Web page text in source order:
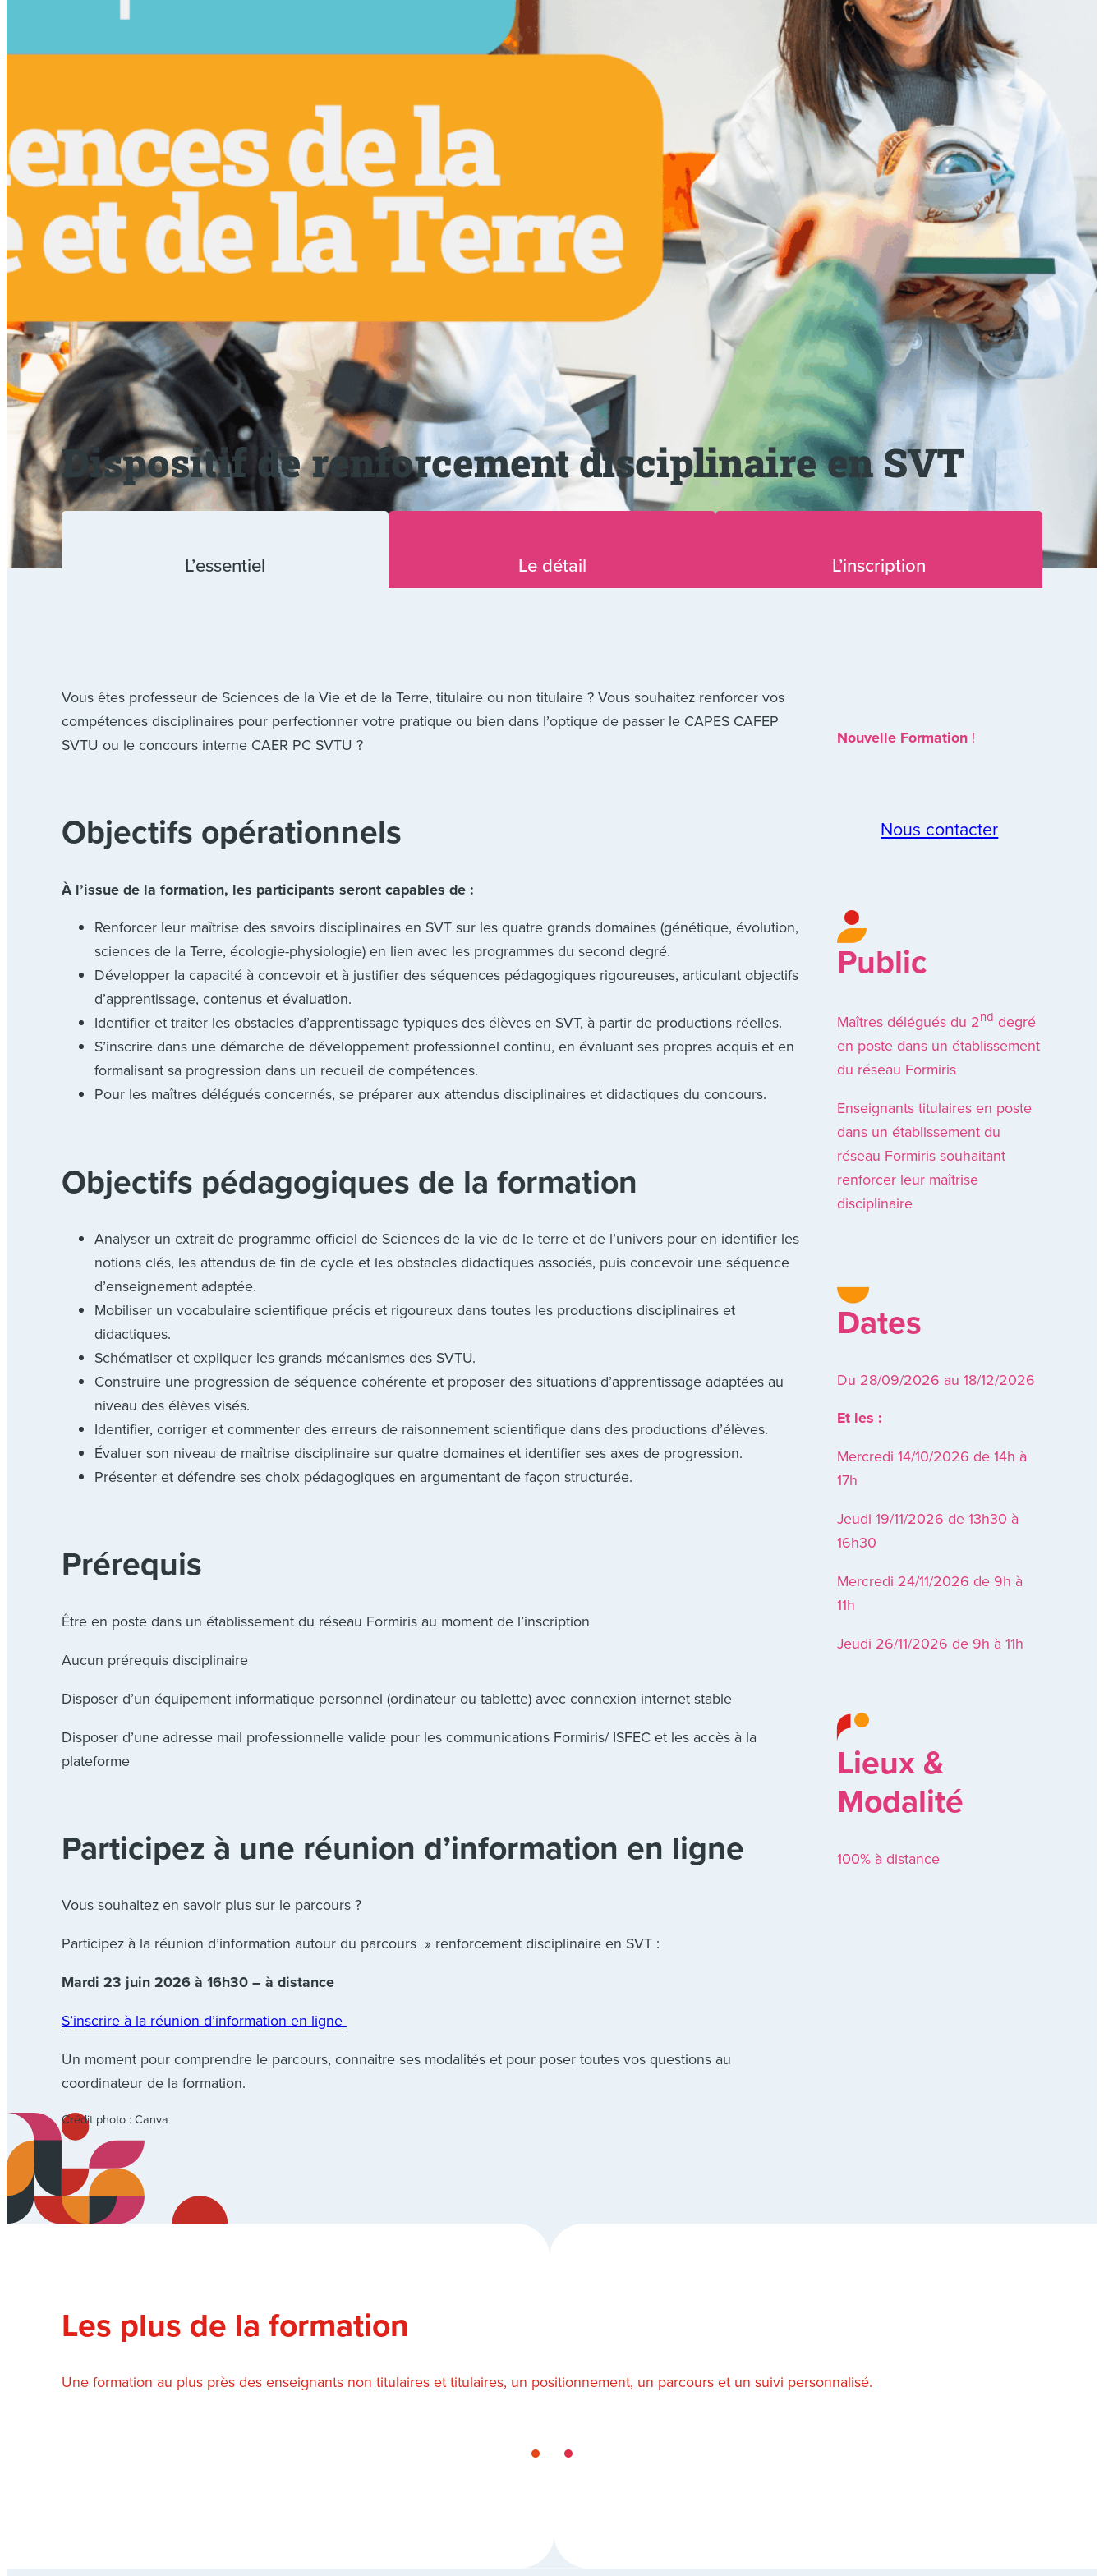
Dispositif de renforcement disciplinaire en SVT
L’essentiel Le détail L’inscription
Vous êtes professeur de Sciences de la Vie et de la Terre, titulaire ou non titulaire ? Vous souhaitez renforcer vos
compétences disciplinaires pour perfectionner votre pratique ou bien dans l’optique de passer le CAPES CAFEP
SVTU ou le concours interne CAER PC SVTU ?
Objectifs opérationnels
À l’issue de la formation, les participants seront capables de :
Renforcer leur maîtrise des savoirs disciplinaires en SVT sur les quatre grands domaines (génétique, évolution,
sciences de la Terre, écologie-physiologie) en lien avec les programmes du second degré.
Développer la capacité à concevoir et à justifier des séquences pédagogiques rigoureuses, articulant objectifs
d’apprentissage, contenus et évaluation.
Identifier et traiter les obstacles d’apprentissage typiques des élèves en SVT, à partir de productions réelles.
S’inscrire dans une démarche de développement professionnel continu, en évaluant ses propres acquis et en
formalisant sa progression dans un recueil de compétences.
Pour les maîtres délégués concernés, se préparer aux attendus disciplinaires et didactiques du concours.
Objectifs pédagogiques de la formation
Analyser un extrait de programme officiel de Sciences de la vie de le terre et de l’univers pour en identifier les
notions clés, les attendus de fin de cycle et les obstacles didactiques associés, puis concevoir une séquence
d’enseignement adaptée.
Mobiliser un vocabulaire scientifique précis et rigoureux dans toutes les productions disciplinaires et
didactiques.
Schématiser et expliquer les grands mécanismes des SVTU.
Construire une progression de séquence cohérente et proposer des situations d’apprentissage adaptées au
niveau des élèves visés.
Identifier, corriger et commenter des erreurs de raisonnement scientifique dans des productions d’élèves.
Évaluer son niveau de maîtrise disciplinaire sur quatre domaines et identifier ses axes de progression.
Présenter et défendre ses choix pédagogiques en argumentant de façon structurée.
Prérequis
Être en poste dans un établissement du réseau Formiris au moment de l’inscription
Aucun prérequis disciplinaire
Disposer d’un équipement informatique personnel (ordinateur ou tablette) avec connexion internet stable
Disposer d’une adresse mail professionnelle valide pour les communications Formiris/ ISFEC et les accès à la
plateforme
Participez à une réunion d’information en ligne
Vous souhaitez en savoir plus sur le parcours ?
Participez à la réunion d’information autour du parcours » renforcement disciplinaire en SVT :
Mardi 23 juin 2026 à 16h30 – à distance
S’inscrire à la réunion d’information en ligne
Un moment pour comprendre le parcours, connaitre ses modalités et pour poser toutes vos questions au
coordinateur de la formation.
Crédit photo : Canva
Nouvelle Formation !
Nous contacter
Public
Maîtres délégués du 2nd degré
en poste dans un établissement
du réseau Formiris
Enseignants titulaires en poste
dans un établissement du
réseau Formiris souhaitant
renforcer leur maîtrise
disciplinaire
Dates
Du 28/09/2026 au 18/12/2026
Et les :
Mercredi 14/10/2026 de 14h à
17h
Jeudi 19/11/2026 de 13h30 à
16h30
Mercredi 24/11/2026 de 9h à
11h
Jeudi 26/11/2026 de 9h à 11h
Lieux &
Modalité
100% à distance
Les plus de la formation
Une formation au plus près des enseignants non titulaires et titulaires, un positionnement, un parcours et un suivi personnalisé.